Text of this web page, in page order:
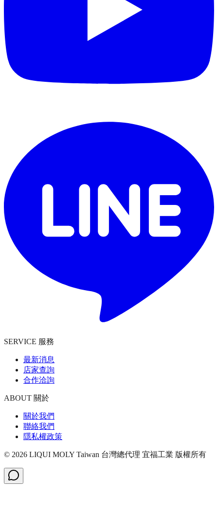
SERVICE 服務
最新消息
店家查詢
合作洽詢
ABOUT 關於
關於我們
聯絡我們
隱私權政策
© 2026 LIQUI MOLY Taiwan 台灣總代理 宜福工業 版權所有